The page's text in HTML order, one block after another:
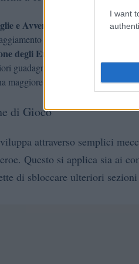
I want
e Avventure
: Usare gli eroi per
e cibo.
degli Eroi
guadagni di esperienza.
maggiore forza.
di Gioco
attraverso semplici
Questo si applica sia ai
di sbloccare ulteriori